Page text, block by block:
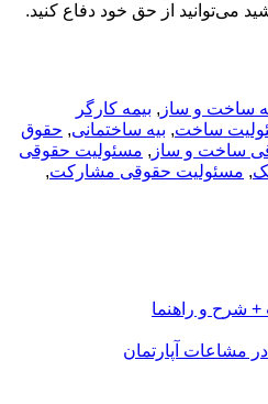
می‌توانید از حق خود دفاع کنید.
ساخت و ساز , بیمه کارگر
ساخت, بیه ساختمانی, حقوق
ساخت و ساز , مسئولیت حقوقی
, مسئولیت حقوقی مشارکت,
+ شرح و راهنما
مشاعات آپارتمان